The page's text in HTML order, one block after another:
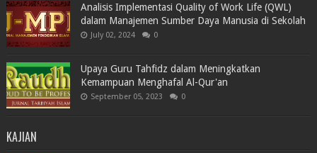
Analisis Implementasi Quality of Work Life (QWL)
dalam Manajemen Sumber Daya Manusia di Sekolah
July 02, 2024 0
Upaya Guru Tahfidz dalam Meningkatkan
Kemampuan Menghafal Al-Qur'an
September 05, 2023 0
KAJIAN